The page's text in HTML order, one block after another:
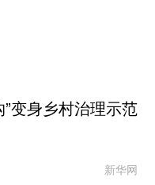
”变身乡村治理示范
新华网